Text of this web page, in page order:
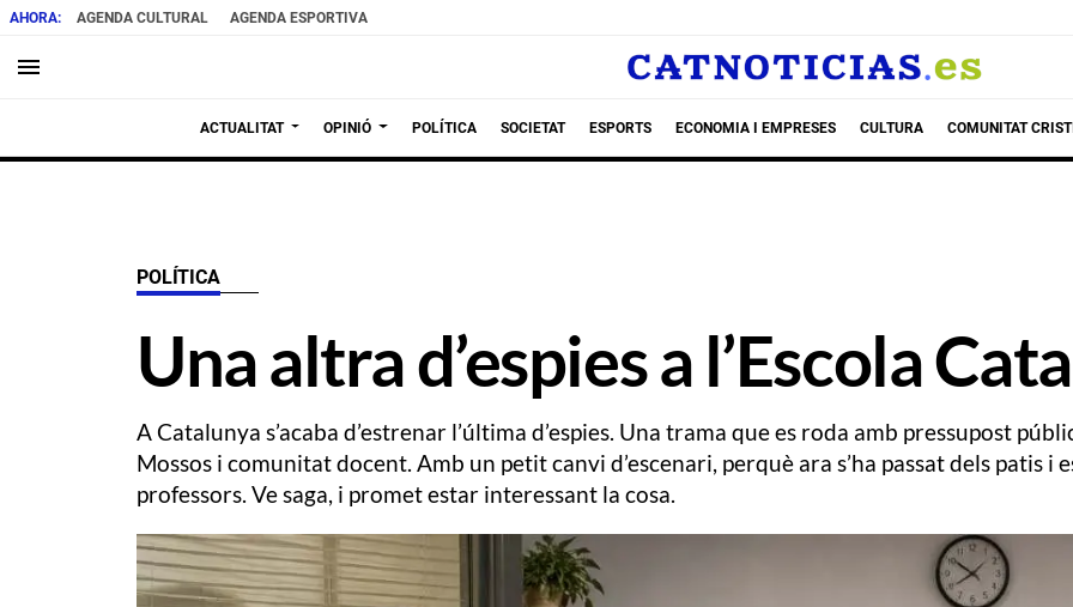
AGENDA CULTURAL AGENDA ESPORTIVA
menu
ACTUALITAT OPINIÓ POLÍTICA SOCIETAT ESPORTS ECONOMIA I EMPRESES CULTURA COMUNITAT
POLÍTICA
Una altra d’espies a l’Escola
A Catalunya s’acaba d’estrenar l’última d’espies. Una trama que es roda amb pressupost
Mossos i comunitat docent. Amb un petit canvi d’escenari, perquè ara s’ha passat dels patis i
professors. Ve saga, i promet estar interessant la cosa.